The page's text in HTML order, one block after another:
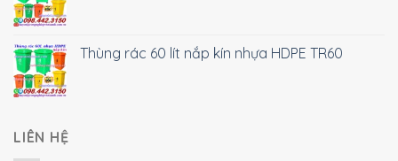
Thùng rác 60 lít nắp kín nhựa HDPE TR60
LIÊN HỆ